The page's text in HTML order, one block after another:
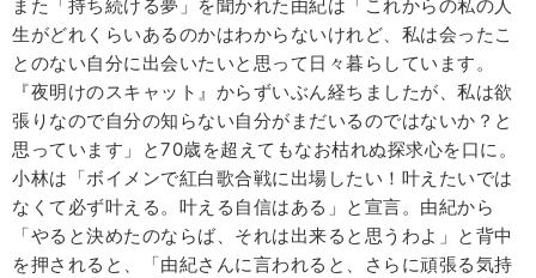
また「持ち続ける夢」を聞かれた由紀は「これからの私の人
生がどれくらいあるのかはわからないけれど、私は会ったこ
とのない自分に出会いたいと思って日々暮らしています。
『夜明けのスキャット』からずいぶん経ちましたが、私は欲
張りなので自分の知らない自分がまだいるのではないか？と
思っています」と70歳を超えてもなお枯れぬ探求心を口に。
小林は「ボイメンで紅白歌合戦に出場したい！叶えたいでは
なくて必ず叶える。叶える自信はある」と宣言。由紀から
「やると決めたのならば、それは出来ると思うわよ」と背中
を押されると、「由紀さんに言われると、さらに頑張る気持